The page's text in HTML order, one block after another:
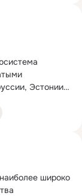
Эстонии…
широко